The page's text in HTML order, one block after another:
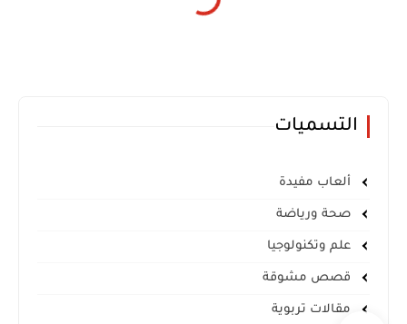
التسميات
ألعاب مفيدة
صحة ورياضة
علم وتكنولوجيا
قصص مشوقة
مقالات تربوية